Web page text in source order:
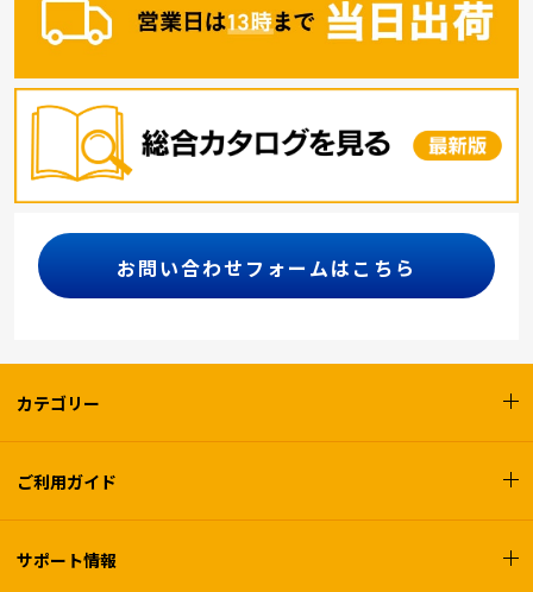
お問い合わせフォームはこちら
カテゴリー
ご利用ガイド
サポート情報